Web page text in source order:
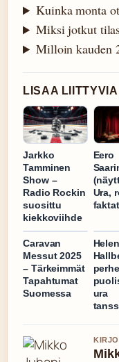
Kuinka monta
Miksi jotkut
Milloin kauden
LISAA
Jarkko
Tamminen
Show –
Radio Rockin
suosittu
kiekkoviihde
Eero
Ura,
faktat
Caravan
Messut 2025
– Tärkeimmät
Tapahtumat
Suomessa
ura